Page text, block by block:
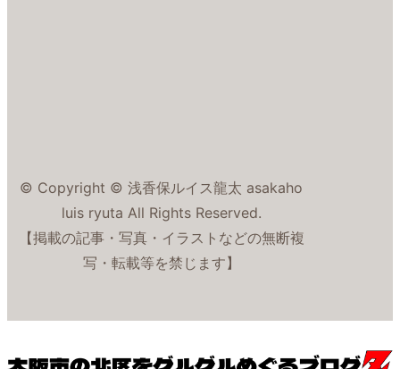
© Copyright © 浅香保ルイス龍太 asakaho
luis ryuta All Rights Reserved.
【掲載の記事・写真・イラストなどの無断複
写・転載等を禁じます】